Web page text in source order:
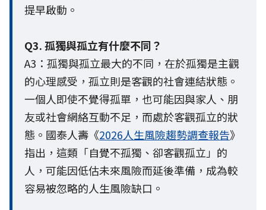
提早啟動。
Q3. 孤獨與孤立有什麼不同？
A3：孤獨與孤立最大的不同，在於孤獨是主觀
的心理感受，孤立則是客觀的社會連結狀態。
一個人即使不覺得孤單，也可能因與家人、朋
友或社會網絡互動不足，而處於客觀孤立的狀
態。國泰人壽《2026人生風險趨勢調查報告》
指出，這類「自覺不孤獨、卻客觀孤立」的
人，可能因低估未來風險而延後準備，成為較
容易被忽略的人生風險缺口。